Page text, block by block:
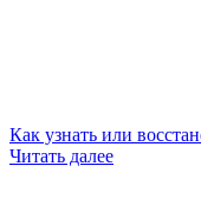
Как узнать или
Читать далее